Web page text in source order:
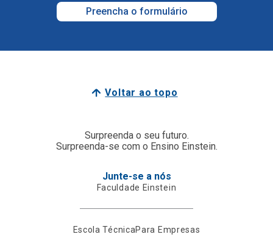
Preencha o formulário
Voltar ao topo
Surpreenda o seu futuro.
Surpreenda-se com o Ensino Einstein.
Junte-se a nós
Faculdade Einstein
Escola TécnicaPara Empresas